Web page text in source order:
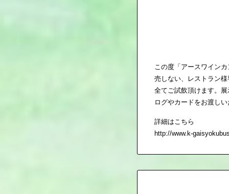
この度「アースワイン
売しない、レストラン
全てご試飲頂けます。
ログやカードをお渡し
詳細はこちら
http://www.k-